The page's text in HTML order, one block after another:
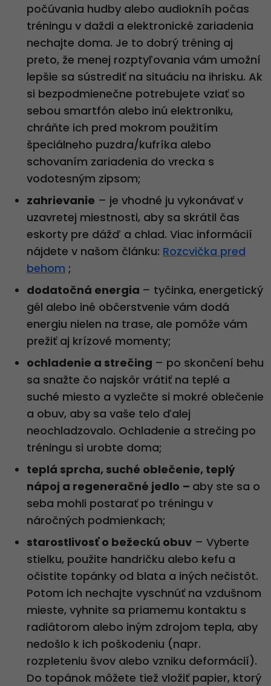
počúvania hudby alebo audiokníh počas
tréningu v daždi a elektronické zariadenia
nechajte doma. Je to dobrý tréning aj
preto, že menej rozptyľovania vám umožní
lepšie sa sústrediť na situáciu na ihrisku. Ak
si bezpodmienečne potrebujete vziať so
sebou smartfón alebo inú elektroniku,
chráňte ich pred mokrom použitím
špeciálneho puzdra/kufríka alebo
schovaním zariadenia do vrecka s
vodotesným zipsom;
zahrievanie – je vhodné ju vykonávať v
uzavretej miestnosti, aby sa skrátil čas
eskorty pre dážď a chlad. Viac informácií
nájdete v našom článku: Rozcvička pred
behom ;
dodatočná energia – tyčinka, energetický
gél alebo iné občerstvenie vám dodá
energiu nielen na trase, ale pomôže vám
prežiť aj krízové momenty;
ochladenie a strečing – po skončení behu
sa snažte čo najskôr vrátiť na teplé a
suché miesto a vyzlečte si mokré oblečenie
a obuv, aby sa vaše telo ďalej
neochladzovalo. Ochladenie a strečing po
tréningu si urobte doma;
teplá sprcha, suché oblečenie, teplý
nápoj a regeneračné jedlo – aby ste sa o
seba mohli postarať po tréningu v
náročných podmienkach;
starostlivosť o bežeckú obuv – Vyberte
stielku, použite handričku alebo kefu a
očistite topánky od blata a iných nečistôt.
Potom ich nechajte vyschnúť na vzdušnom
mieste, vyhnite sa priamemu kontaktu s
radiátorom alebo iným zdrojom tepla, aby
nedošlo k ich poškodeniu (napr.
rozpleteniu švov alebo vzniku deformácií).
Do topánok môžete tiež vložiť papier, ktorý